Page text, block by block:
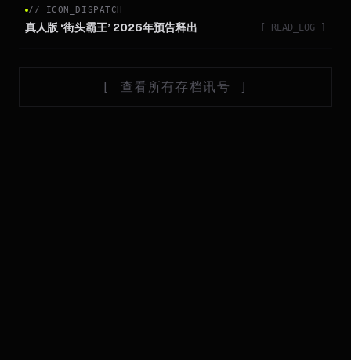
// ICON_DISPATCH
真人版 ‘街头霸王’ 2026年预告释出 [ READ_LOG ]
[ 查看所有存档讯号 ]